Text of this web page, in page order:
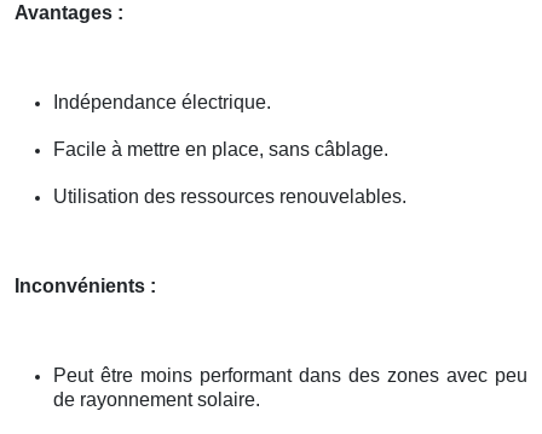
Avantages :
Indépendance électrique.
Facile à mettre en place, sans câblage.
Utilisation des ressources renouvelables.
Inconvénients :
Peut être moins performant dans des zones avec peu
de rayonnement solaire.